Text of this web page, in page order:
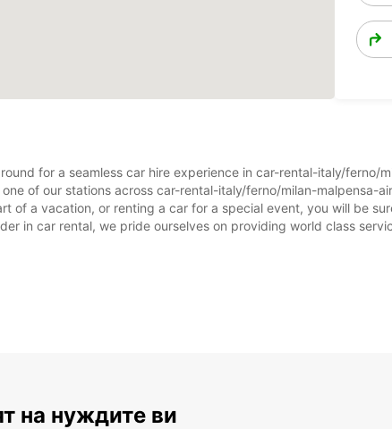
for a seamless car hire experience in car-rental-italy/ferno/
of our stations across car-rental-italy/ferno/milan-malpensa-
of a vacation, or renting a car for a special event, you will be
in car rental, we pride ourselves on providing world class
на нуждите ви